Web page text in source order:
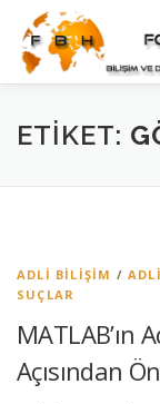
İçeriğe
WEB YÖNETIMI
ETIKET:
ADLI BILIŞIM /
SUÇLAR
MATLAB’ın
Açısından